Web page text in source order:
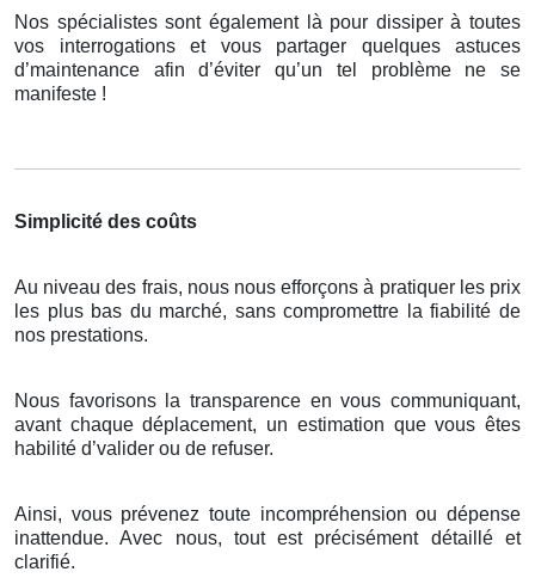
Nos spécialistes sont également là pour dissiper à toutes
vos interrogations et vous partager quelques astuces
d’maintenance afin d’éviter qu’un tel problème ne se
manifeste !
Simplicité des coûts
Au niveau des frais, nous nous efforçons à pratiquer les prix
les plus bas du marché, sans compromettre la fiabilité de
nos prestations.
Nous favorisons la transparence en vous communiquant,
avant chaque déplacement, un estimation que vous êtes
habilité d’valider ou de refuser.
Ainsi, vous prévenez toute incompréhension ou dépense
inattendue. Avec nous, tout est précisément détaillé et
clarifié.